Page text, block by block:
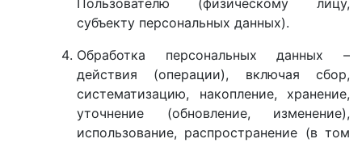
Пользователю (физическому лицу,
субъекту персональных данных).
Обработка персональных данных –
действия (операции), включая сбор,
систематизацию, накопление, хранение,
уточнение (обновление, изменение),
использование, распространение (в том